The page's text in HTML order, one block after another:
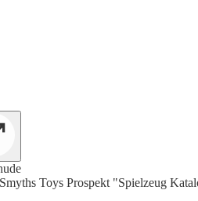
Toys Prospekt "Spielzeug